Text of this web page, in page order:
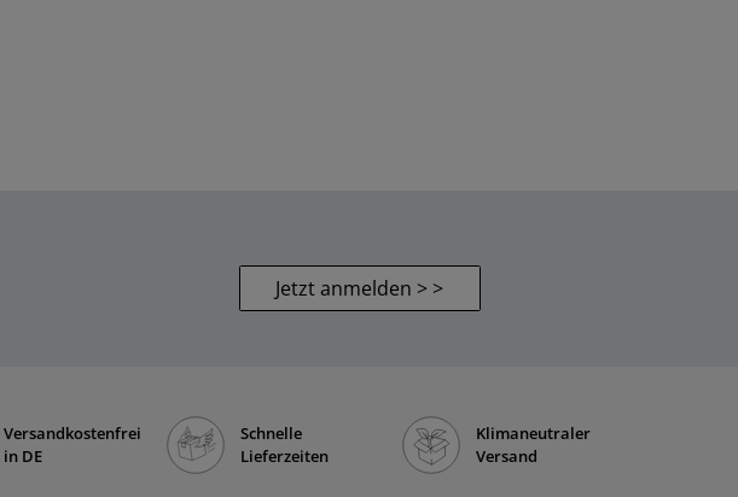
Jetzt anmelden > >
Versandkostenfrei
in DE
Schnelle
Lieferzeiten
Klimaneutraler
Versand